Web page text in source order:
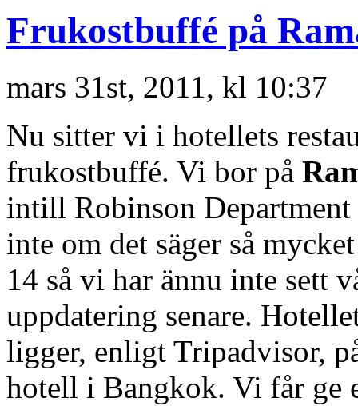
Frukostbuffé på
mars 31st, 2011, kl 10:37
Nu sitter vi i hotellets
frukostbuffé. Vi bor på
intill Robinson
inte om det säger så
14 så vi har ännu inte sett
uppdatering senare.
ligger, enligt Tripadvisor,
hotell i Bangkok. Vi får ge